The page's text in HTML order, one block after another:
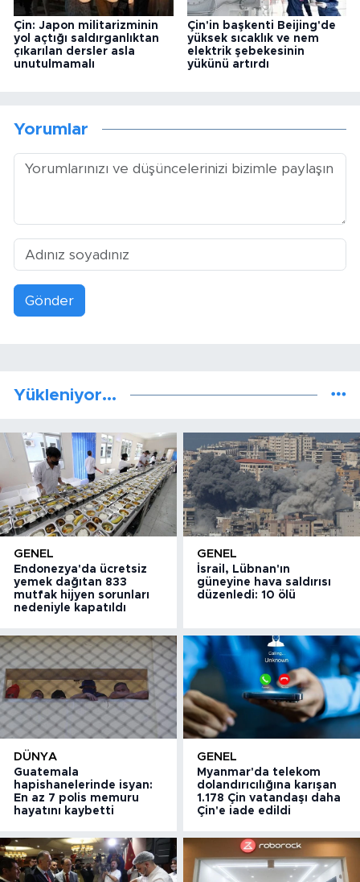
Çin: Japon militarizminin
yol açtığı saldırganlıktan
çıkarılan dersler asla
unutulmamalı
Çin'in başkenti Beijing'de
yüksek sıcaklık ve nem
elektrik şebekesinin
yükünü artırdı
Yorumlar
Gönder
Yükleniyor...
GENEL
Endonezya'da ücretsiz
yemek dağıtan 833
mutfak hijyen sorunları
nedeniyle kapatıldı
GENEL
İsrail, Lübnan'ın
güneyine hava saldırısı
düzenledi: 10 ölü
DÜNYA
Guatemala
hapishanelerinde isyan:
En az 7 polis memuru
hayatını kaybetti
GENEL
Myanmar'da telekom
dolandırıcılığına karışan
1.178 Çin vatandaşı daha
Çin'e iade edildi